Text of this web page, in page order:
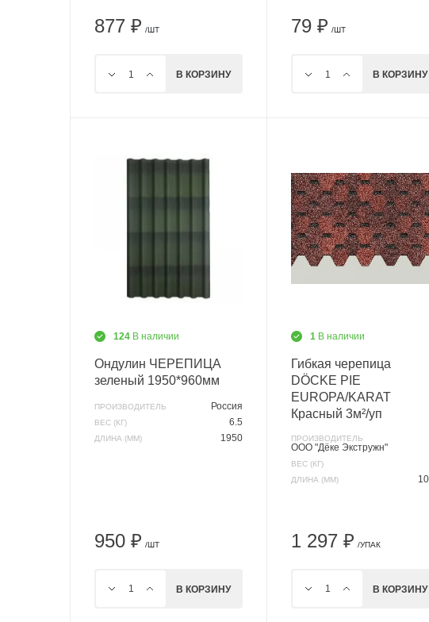
877 ₽ /ШТ
В КОРЗИНУ
79 ₽ /ШТ
В КОРЗИНУ
124 В наличии
Ондулин ЧЕРЕПИЦА
зеленый 1950*960мм
ПРОИЗВОДИТЕЛЬ Россия
ВЕС (КГ) 6.5
ДЛИНА (ММ) 1950
950 ₽ /ШТ
В КОРЗИНУ
1 В наличии
Гибкая черепица
DÖCKE PIE
EUROPA/KARAT
Красный 3м²/уп
ПРОИЗВОДИТЕЛЬ
ООО "Дёке Экстружн"
ВЕС (КГ)
ДЛИНА (ММ)
1 297 ₽ /УПАК
В КОРЗИНУ